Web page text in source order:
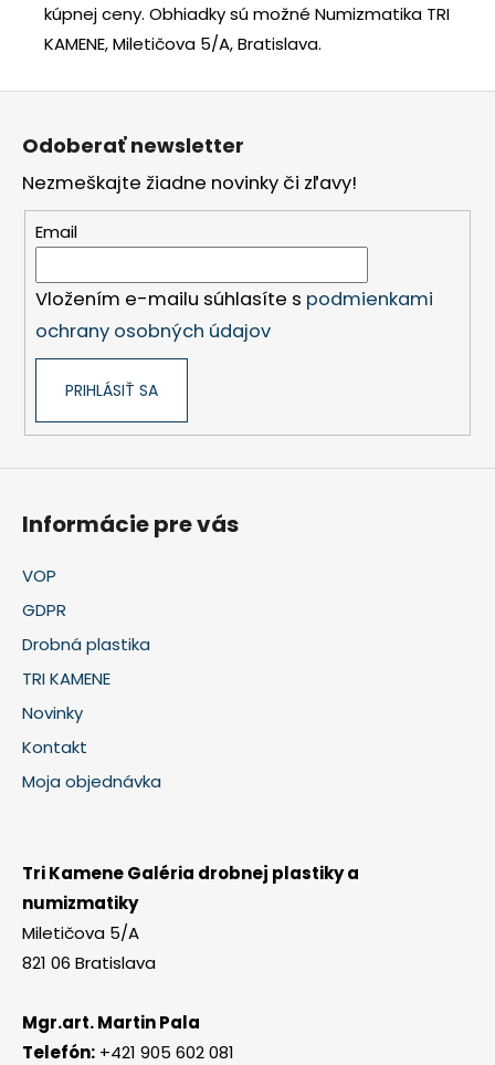
kúpnej ceny. Obhiadky sú možné Numizmatika TRI
KAMENE, Miletičova 5/A, Bratislava.
Z
Odoberať newsletter
Nezmeškajte žiadne novinky či zľavy!
Email
Vložením e-mailu súhlasíte s podmienkami
ochrany osobných údajov
PRIHLÁSIŤ SA
Informácie pre vás
VOP
GDPR
Drobná plastika
TRI KAMENE
Novinky
Kontakt
Moja objednávka
Tri Kamene Galéria drobnej plastiky a
numizmatiky
Miletičova 5/A
821 06 Bratislava
Mgr.art. Martin Pala
Telefón: +421 905 602 081